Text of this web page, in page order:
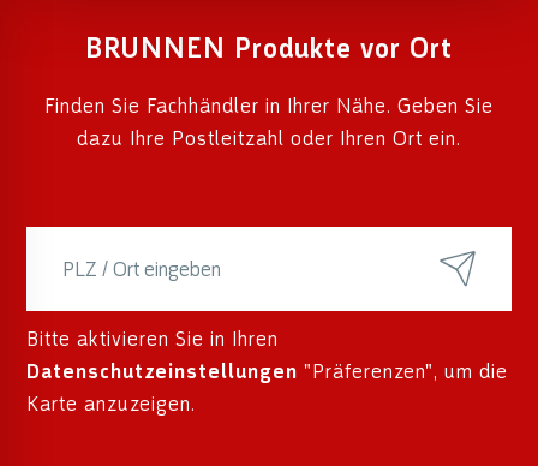
BRUNNEN Produkte vor Ort
Finden Sie Fachhändler in Ihrer Nähe. Geben Sie
dazu Ihre Postleitzahl oder Ihren Ort ein.
Bitte aktivieren Sie in Ihren
Datenschutzeinstellungen "Präferenzen", um die
Karte anzuzeigen.